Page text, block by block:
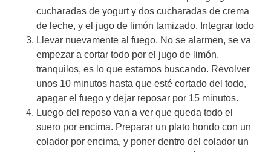
cucharadas de yogurt y dos cucharadas de crema
de leche, y el jugo de limón tamizado. Integrar todo
Llevar nuevamente al fuego. No se alarmen, se va
empezar a cortar todo por el jugo de limón,
tranquilos, es lo que estamos buscando. Revolver
unos 10 minutos hasta que esté cortado del todo,
apagar el fuego y dejar reposar por 15 minutos.
Luego del reposo van a ver que queda todo el
suero por encima. Preparar un plato hondo con un
colador por encima, y poner dentro del colador un